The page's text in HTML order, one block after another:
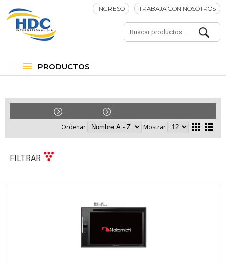
INGRESO TRABAJA CON NOSOTROS
PRODUCTOS
Ordenar Mostrar
FILTRAR